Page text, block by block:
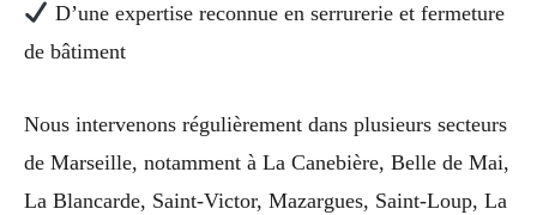
D’une expertise reconnue en serrurerie et fermeture
de bâtiment
Nous intervenons régulièrement dans plusieurs secteurs
de Marseille, notamment à La Canebière, Belle de Mai,
La Blancarde, Saint-Victor, Mazargues, Saint-Loup, La